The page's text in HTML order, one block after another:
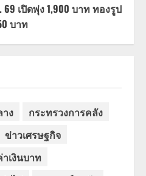
เปิดพุ่ง 1,900 บาท ทองรูป
บาท
ง
กระทรวงการคลัง
ข่าวเศรษฐกิจ
าเงินบาท